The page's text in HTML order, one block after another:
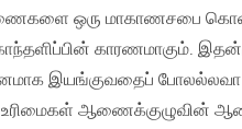
ஒரு மாகாணசபை
காரணமாகும்.
இயங்குவதைப் போலல்லவா
ஆணைக்குழுவின்